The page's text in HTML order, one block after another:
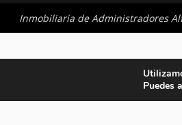
Inmobiliaria de Administradores
Puedes